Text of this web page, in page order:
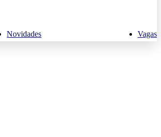
Novidades Vagas